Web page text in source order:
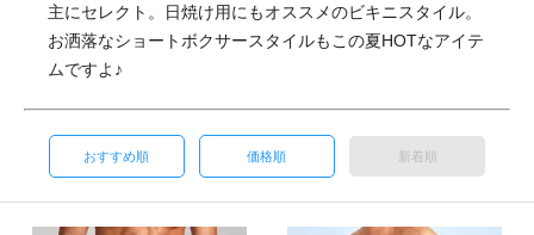
主にセレクト。日焼け用にもオススメのビキニスタイル。
お洒落なショートボクサースタイルもこの夏HOTなアイテ
ムですよ♪
おすすめ順 価格順 新着順